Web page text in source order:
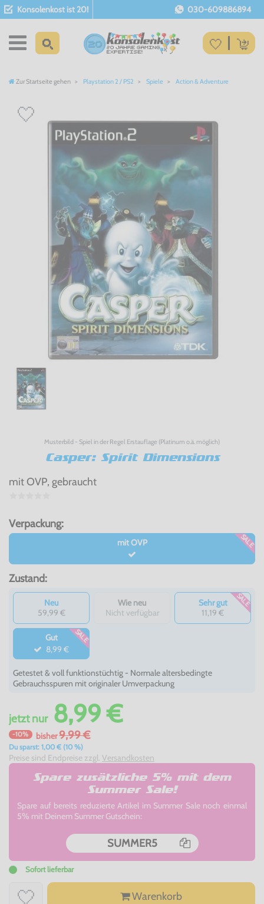
Konsolenkost ist 20! 030-609886894
Zur Startseite gehen Playstation 2 / PS2 Spiele Action & Adventure
Musterbild - Spiel in der Regel Erstauflage (Platinum o.ä. möglich)
Casper: Spirit Dimensions
mit OVP, gebraucht
Verpackung:
mit OVP SALE
Zustand:
Neu
59,99 €
Wie neu
Nicht verfügbar
Sehr gut
11,19 €
SALE
Gut
8,99 €
SALE
Getestet & voll funktionstüchtig - Normale altersbedingte
Gebrauchsspuren mit originaler Umverpackung
jetztnur8,99 €
-10% bisher9,99 €
Du sparst: 1,00 € (10 %)
Preise sind Endpreise zzgl. Versandkosten
Spare zusätzliche 5% mit dem
Summer Sale!
Spare auf bereits reduzierte Artikel im Summer Sale noch einmal
5% mit Deinem Summer Gutschein:
SUMMER5
Sofort lieferbar
Warenkorb